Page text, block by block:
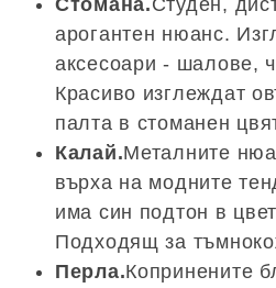
арогантен нюанс.
аксесоари - шалове,
Красиво изглеждат
палта в стоманен
Калай.Металните
върха на модните
има син подтон в
Подходящ за
Перла.Копринените